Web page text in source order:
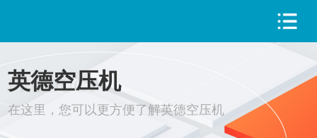
PRODUCT
英德空压机
在这里，您可以更方便了解英德空压机